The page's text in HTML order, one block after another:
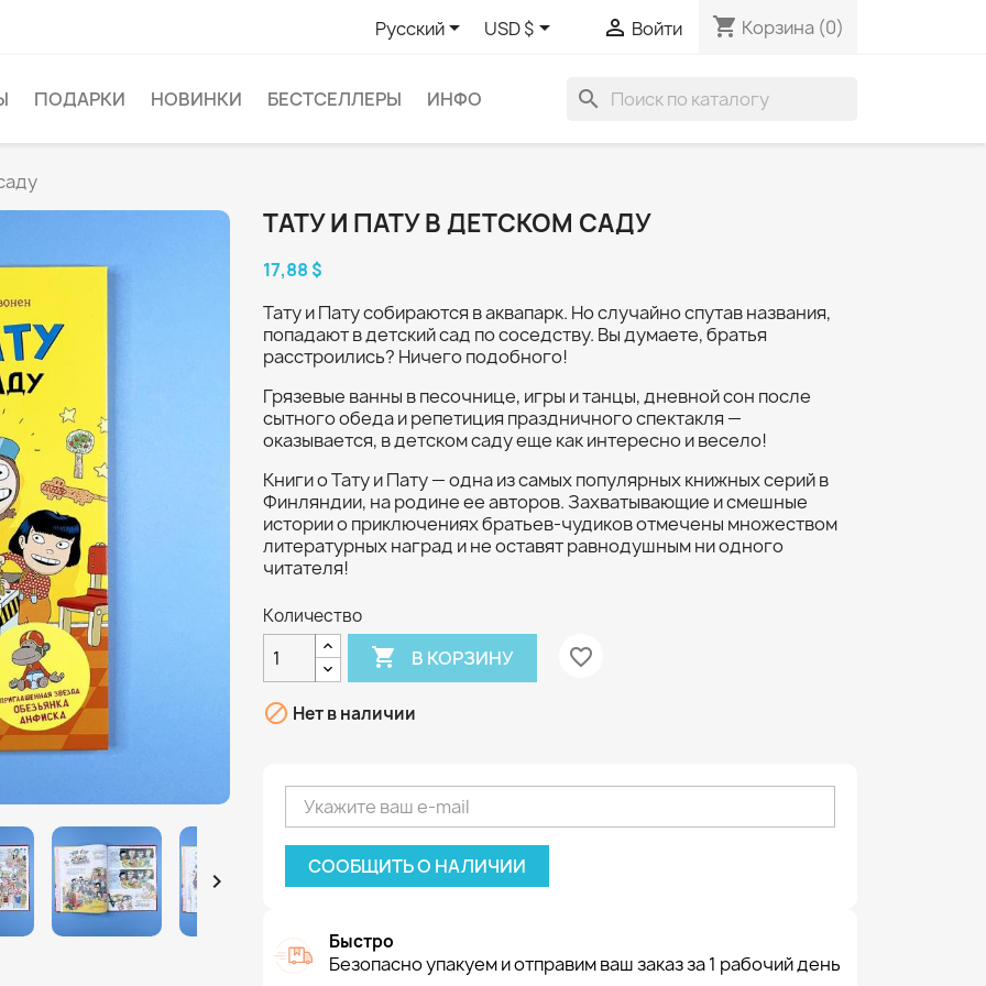
Русский USD $  Войти shopping_cart Корзина (0)
ПОДАРКИ НОВИНКИ БЕСТСЕЛЛЕРЫ ИНФО search

ТАТУ И ПАТУ В ДЕТСКОМ САДУ
17,88 $
Тату и Пату собираются в аквапарк. Но случайно спутав названия,
попадают в детский сад по соседству. Вы думаете, братья
расстроились? Ничего подобного!
Грязевые ванны в песочнице, игры и танцы, дневной сон после
сытного обеда и репетиция праздничного спектакля —
оказывается, в детском саду еще как интересно и весело!
Книги о Тату и Пату — одна из самых популярных книжных серий в
Финляндии, на родине ее авторов. Захватывающие и смешные
истории о приключениях братьев-чудиков отмечены множеством
литературных наград и не оставят равнодушным ни одного
читателя!
Количество
 В КОРЗИНУ favorite_border
 Нет в наличии
СООБЩИТЬ О НАЛИЧИИ
Быстро
Безопасно упакуем и отправим ваш заказ за 1 рабочий день